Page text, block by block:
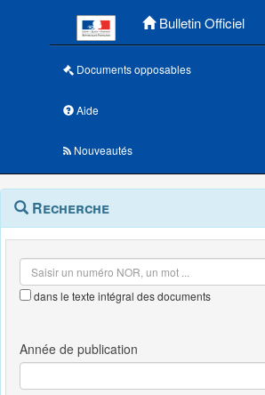
Bulletin Officiel
Documents opposables
Aide
Nouveautés
Navigation
outils
Menu
contextuel
Recherche
dans le texte intégral des documents